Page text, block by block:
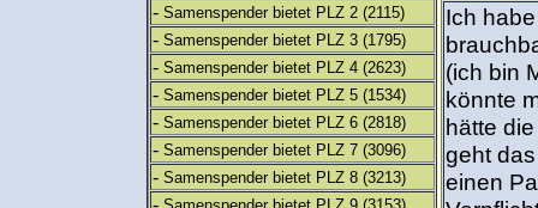
- Samenspender bietet PLZ 2 (2115)
- Samenspender bietet PLZ 3 (1795)
- Samenspender bietet PLZ 4 (2623)
- Samenspender bietet PLZ 5 (1534)
- Samenspender bietet PLZ 6 (2818)
- Samenspender bietet PLZ 7 (3096)
- Samenspender bietet PLZ 8 (3213)
-
Ich
(ich bin
könnte
hätte
geht
einen